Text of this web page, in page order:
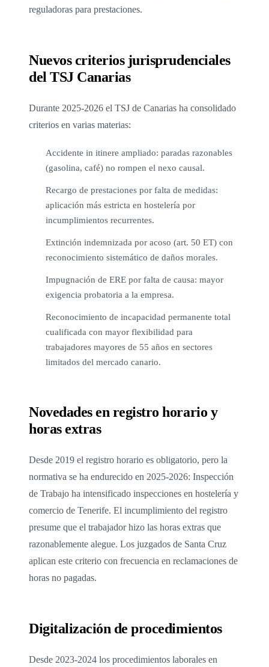
reguladoras para prestaciones.
Nuevos criterios jurisprudenciales
del TSJ Canarias
Durante 2025-2026 el TSJ de Canarias ha consolidado
criterios en varias materias:
Accidente in itinere ampliado: paradas razonables
(gasolina, café) no rompen el nexo causal.
Recargo de prestaciones por falta de medidas:
aplicación más estricta en hostelería por
incumplimientos recurrentes.
Extinción indemnizada por acoso (art. 50 ET) con
reconocimiento sistemático de daños morales.
Impugnación de ERE por falta de causa: mayor
exigencia probatoria a la empresa.
Reconocimiento de incapacidad permanente total
cualificada con mayor flexibilidad para
trabajadores mayores de 55 años en sectores
limitados del mercado canario.
Novedades en registro horario y
horas extras
Desde 2019 el registro horario es obligatorio, pero la
normativa se ha endurecido en 2025-2026: Inspección
de Trabajo ha intensificado inspecciones en hostelería y
comercio de Tenerife. El incumplimiento del registro
presume que el trabajador hizo las horas extras que
razonablemente alegue. Los juzgados de Santa Cruz
aplican este criterio con frecuencia en reclamaciones de
horas no pagadas.
Digitalización de procedimientos
Desde 2023-2024 los procedimientos laborales en